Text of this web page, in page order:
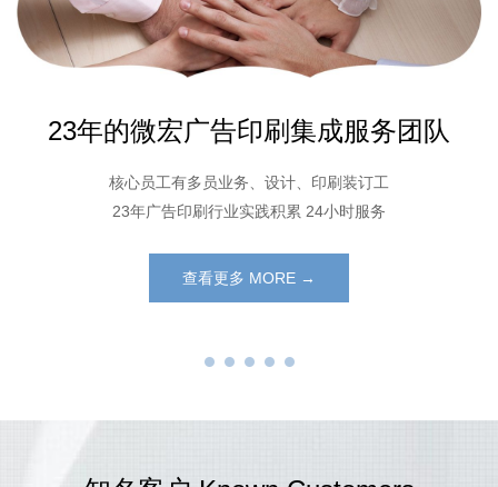
23年的微宏广告印刷集成服务团队
核心员工有多员业务、设计、印刷装订工
23年广告印刷行业实践积累 24小时服务
查看更多 MORE →